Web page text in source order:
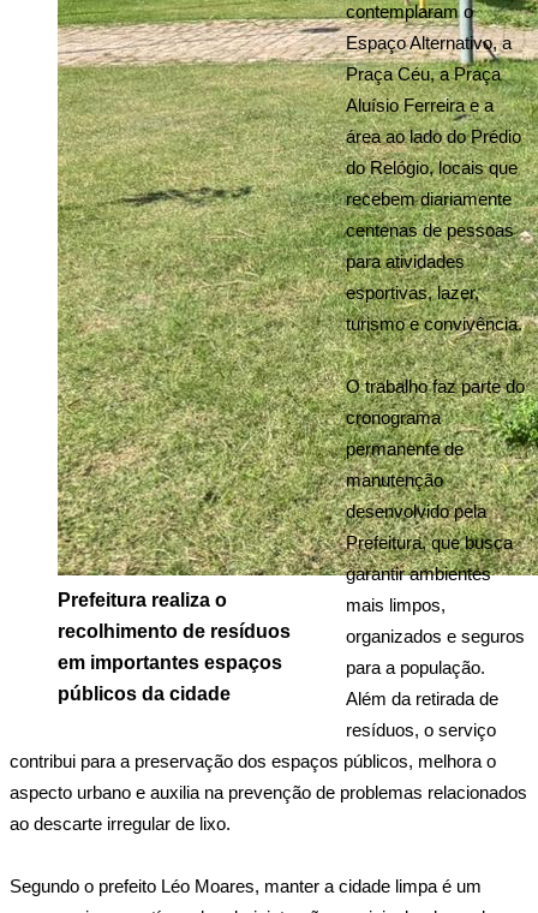
Prefeitura realiza o
recolhimento de resíduos
em importantes espaços
públicos da cidade
contemplaram o
Espaço Alternativo, a
Praça Céu, a Praça
Aluísio Ferreira e a
área ao lado do Prédio
do Relógio, locais que
recebem diariamente
centenas de pessoas
para atividades
esportivas, lazer,
turismo e convivência.
O trabalho faz parte do
cronograma
permanente de
manutenção
desenvolvido pela
Prefeitura, que busca
garantir ambientes
mais limpos,
organizados e seguros
para a população.
Além da retirada de
resíduos, o serviço
contribui para a preservação dos espaços públicos, melhora o
aspecto urbano e auxilia na prevenção de problemas relacionados
ao descarte irregular de lixo.
Segundo o prefeito Léo Moares, manter a cidade limpa é um